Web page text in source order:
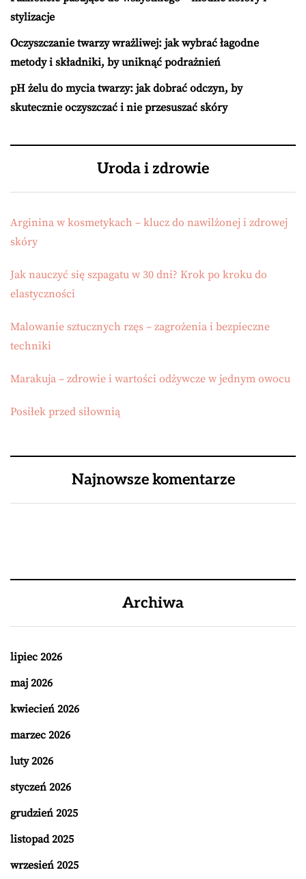
stylizacje
Oczyszczanie twarzy wrażliwej: jak wybrać łagodne
metody i składniki, by uniknąć podrażnień
pH żelu do mycia twarzy: jak dobrać odczyn, by
skutecznie oczyszczać i nie przesuszać skóry
Uroda i zdrowie
Arginina w kosmetykach – klucz do nawilżonej i zdrowej
skóry
Jak nauczyć się szpagatu w 30 dni? Krok po kroku do
elastyczności
Malowanie sztucznych rzęs – zagrożenia i bezpieczne
techniki
Marakuja – zdrowie i wartości odżywcze w jednym owocu
Posiłek przed siłownią
Najnowsze komentarze
Archiwa
lipiec 2026
maj 2026
kwiecień 2026
marzec 2026
luty 2026
styczeń 2026
grudzień 2025
listopad 2025
wrzesień 2025